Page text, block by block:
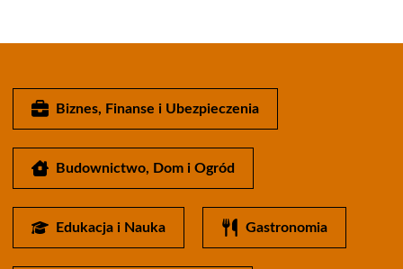
Biznes, Finanse i Ubezpieczenia
Budownictwo, Dom i Ogród
Edukacja i Nauka Gastronomia